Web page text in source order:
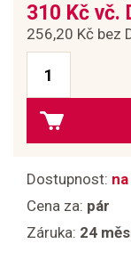
310 Kč vč.
256,20 Kč bez
Dostupnost:
Cena za: pár
Záruka: 24